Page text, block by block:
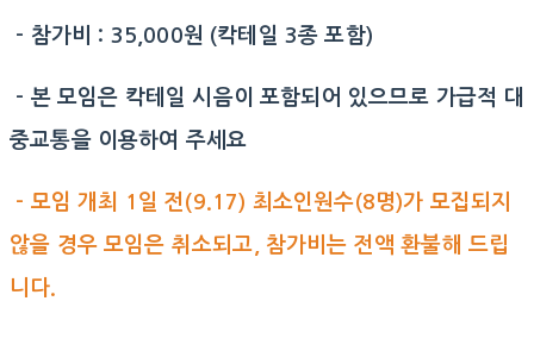
- 참가비 : 35,000원 (칵테일 3종 포함)
- 본 모임은 칵테일 시음이 포함되어 있으므로 가급적 대
중교통을 이용하여 주세요
- 모임 개최 1일 전(9.17) 최소인원수(8명)가 모집되지
않을 경우 모임은 취소되고, 참가비는 전액 환불해 드립
니다.